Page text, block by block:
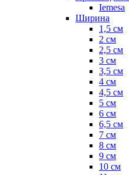
Iemesa
Ширина
1,5 см
2 см
2,5 см
3 см
3,5 см
4 см
4,5 см
5 см
6 см
6,5 см
7 см
8 см
9 см
10 см